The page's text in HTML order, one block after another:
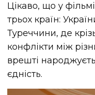
Цікаво, що у
трьох країн:
Туреччини, де
конфлікти між
врешті
єдність.